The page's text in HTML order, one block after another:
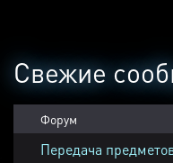
Свежие
Форум
Передача